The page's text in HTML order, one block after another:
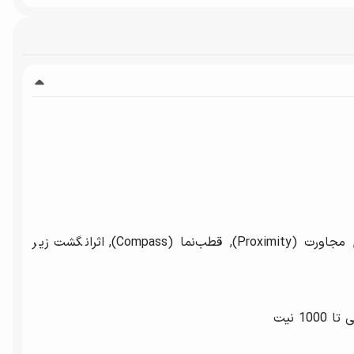
ژیروسکوپ (Gyro), شتاب‌سنج (Accelerometer), مجاورت (Proximity), قطب‌نما (Compass), اثرانگشت زیر